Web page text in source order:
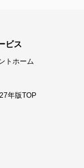
ビス
トホーム
年版TOP